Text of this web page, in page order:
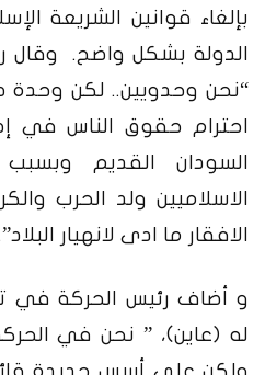
بإلغاء قوانين الشريعة
الدولة بشكل واضح. وقال
“نحن وحدويين.. لكن وحدة
احترام حقوق الناس في
السودان القديم
الاسلاميين ولد الحرب
الافقار ما ادى لانهيار البلاد”.
و أضاف رئيس الحركة
له (عاين)، ” نحن في
ولكن على أسس جديدة